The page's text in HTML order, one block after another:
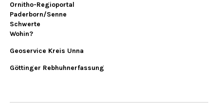
Ornitho-Regioportal
Paderborn/Senne
Schwerte
Wohin?
Geoservice Kreis Unna
Göttinger Rebhuhnerfassung